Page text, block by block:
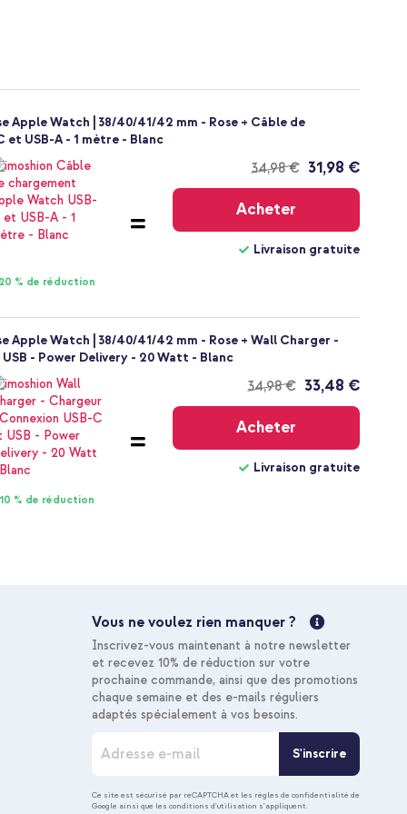
Apple Watch | 38/40/41/42 mm - Rose + Câble de
et USB-A - 1 mètre - Blanc
20 % de réduction
34,98 €
Livraison
31,98 €
Acheter
Livraison gratuite
Apple Watch | 38/40/41/42 mm - Rose + Wall Charger -
- Power Delivery - 20 Watt - Blanc
10 % de réduction
34,98 €
Livraison
33,48 €
Acheter
Livraison gratuite
Vous ne voulez rien manquer ?
Inscrivez-vous maintenant à notre newsletter
et recevez 10% de réduction sur votre
prochaine commande, ainsi que des promotions
chaque semaine et des e-mails réguliers
adaptés spécialement à vos besoins.
c
r
S'inscrire
Ce site est sécurisé par reCAPTCHA et les règles de confidentialité de
Google ainsi que les conditions d'utilisation s'appliquent.